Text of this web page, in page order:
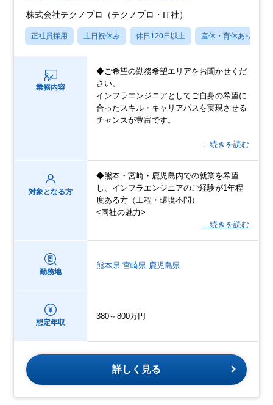
株式会社テクノプロ（テクノプロ・IT社）
正社員採用 土日祝休み 休日120日以上 産休・育休あり
業務内容
◆ご希望の勤務希望エリアをお聞かせくだ
さい。
インフラエンジニアとしてご自身の希望に
合ったスキル・キャリアパスを実現させる
チャンスが豊富です。
…続きを読む
対象となる方
◆熊本・宮崎・鹿児島内での就業を希望
し、インフラエンジニアのご経験が1年程
度ある方（工程・環境不問）
<同社の魅力>
…続きを読む
勤務地
熊本県 宮崎県 鹿児島県
想定年収
380～800万円
詳しく見る